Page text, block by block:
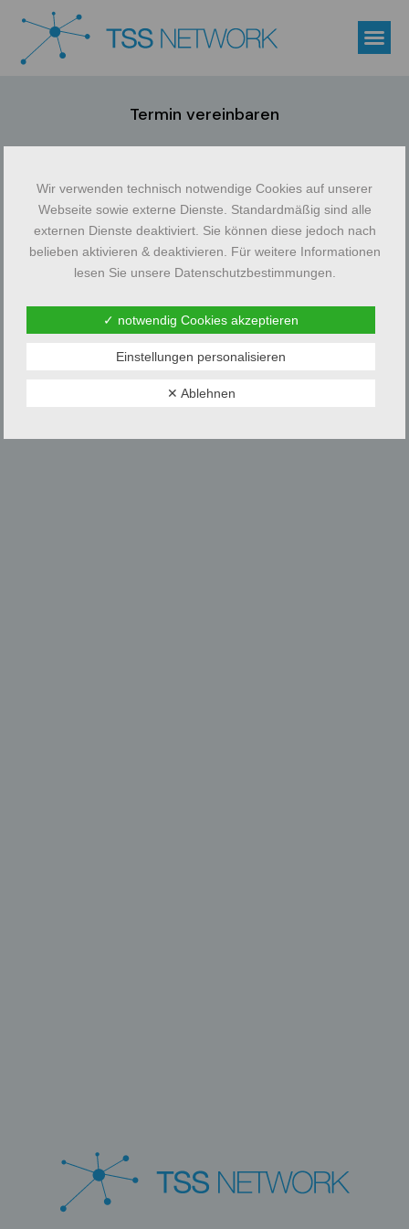
Termin vereinbaren
Wir verwenden technisch notwendige Cookies auf unserer
Webseite sowie externe Dienste. Standardmäßig sind alle
externen Dienste deaktiviert. Sie können diese jedoch nach
belieben aktivieren & deaktivieren. Für weitere Informationen
lesen Sie unsere Datenschutzbestimmungen.
✓ notwendig Cookies akzeptieren
Einstellungen personalisieren
✕ Ablehnen